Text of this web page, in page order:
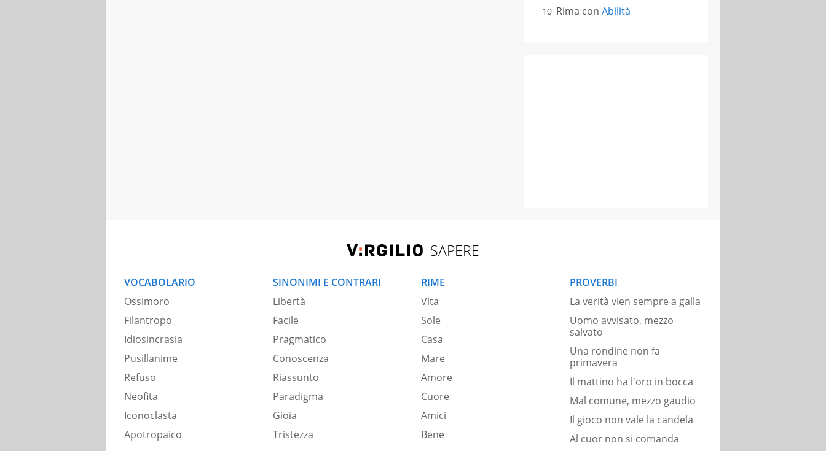
Rima con Abilità
SAPERE
VOCABOLARIO
Ossimoro
Filantropo
Idiosincrasia
Pusillanime
Refuso
Neofita
Iconoclasta
Apotropaico
SINONIMI E CONTRARI
Libertà
Facile
Pragmatico
Conoscenza
Riassunto
Paradigma
Gioia
Tristezza
RIME
Vita
Sole
Casa
Mare
Amore
Cuore
Amici
Bene
PROVERBI
La verità vien sempre a galla
Uomo avvisato, mezzo
salvato
Una rondine non fa
primavera
Il mattino ha l'oro in bocca
Mal comune, mezzo gaudio
Il gioco non vale la candela
Al cuor non si comanda